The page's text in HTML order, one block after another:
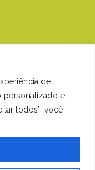
de
personalizado e
todos”, você
Privacidade